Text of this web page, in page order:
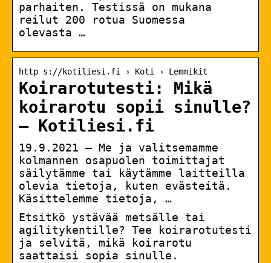
parhaiten. Testissä on mukana
reilut 200 rotua Suomessa
olevasta …
http s://kotiliesi.fi › Koti › Lemmikit
Koirarotutesti: Mikä
koirarotu sopii sinulle?
– Kotiliesi.fi
19.9.2021 — Me ja valitsemamme
kolmannen osapuolen toimittajat
säilytämme tai käytämme laitteilla
olevia tietoja, kuten evästeitä.
Käsittelemme tietoja, …
Etsitkö ystävää metsälle tai
agilitykentille? Tee koirarotutesti
ja selvitä, mikä koirarotu
saattaisi sopia sinulle.